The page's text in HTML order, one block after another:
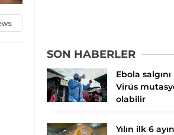
SON HABERLER
Ebola
Virüs
olabilir
Yılın ilk 6